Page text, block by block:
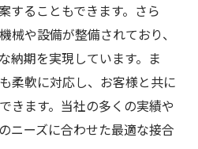
することもできます。さら
械や設備が整備されており、
納期を実現しています。ま
柔軟に対応し、お客様と共に
きます。当社の多くの実績や
ニーズに合わせた最適な接合